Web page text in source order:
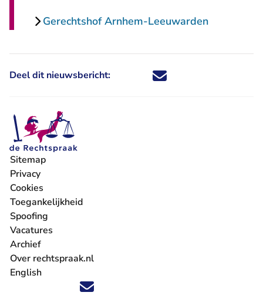
Gerechtshof Arnhem-Leeuwarden
Deel dit nieuwsbericht: Deel dit nieuwsbericht via X -
Deel dit nieuwsbericht via
Deel dit nieuwsbericht
Deel dit
Volg ons op X (Twitter) - U verlaat Rechtspraak.nl
Volg ons op Facebook - U verlaat Rechtspraak.nl
Volg ons op Instagram - U verlaat Rechtspraak.nl
Volg ons op Youtube - U verlaat Rechtspraak.nl
Volg ons op LinkedIn - U verlaat
'Blijf op de hoogte' nieuwsbrief - U verlaat
Sitemap
Privacy
Cookies
Toegankelijkheid
Spoofing
Vacatures
- U verlaat Rechtspraak.nl
Archief
Over rechtspraak.nl
English